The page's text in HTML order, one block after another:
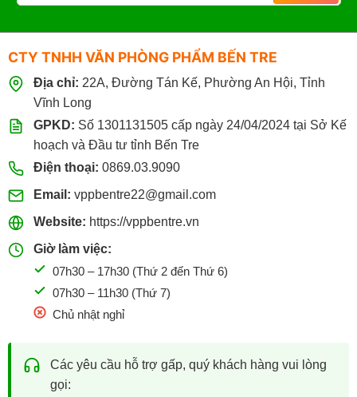
CTY TNHH VĂN PHÒNG PHẨM BẾN TRE
Địa chỉ: 22A, Đường Tán Kế, Phường An Hội, Tỉnh
Vĩnh Long
GPKD: Số 1301131505 cấp ngày 24/04/2024 tại Sở Kế
hoạch và Đầu tư tỉnh Bến Tre
Điện thoại: 0869.03.9090
Email: vppbentre22@gmail.com
Website: https://vppbentre.vn
Giờ làm việc:
07h30 – 17h30 (Thứ 2 đến Thứ 6)
07h30 – 11h30 (Thứ 7)
Chủ nhật nghỉ
Các yêu cầu hỗ trợ gấp, quý khách hàng vui lòng
gọi: